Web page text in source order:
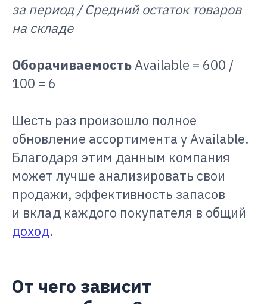
за период / Средний остаток товаров
на складе
ОборачиваемостьAvailable = 600 /
100 = 6
Шесть раз произошло полное
обновление ассортимента у Available.
Благодаря этим данным компания
может лучше анализировать свои
продажи, эффективность запасов
и вклад каждого покупателя в общий
доход.
От чего зависит